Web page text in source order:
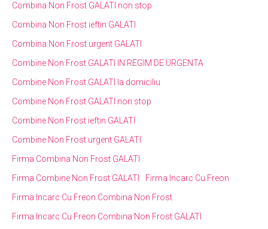
Combina Non Frost GALATI non stop
Combina Non Frost ieftin GALATI
Combina Non Frost urgent GALATI
Combine Non Frost GALATI IN REGIM DE URGENTA
Combine Non Frost GALATI la domiciliu
Combine Non Frost GALATI non stop
Combine Non Frost ieftin GALATI
Combine Non Frost urgent GALATI
Firma Combina Non Frost GALATI
Firma Combine Non Frost GALATI
Firma Incarc Cu Freon
Firma Incarc Cu Freon Combina Non Frost
Firma Incarc Cu Freon Combina Non Frost GALATI